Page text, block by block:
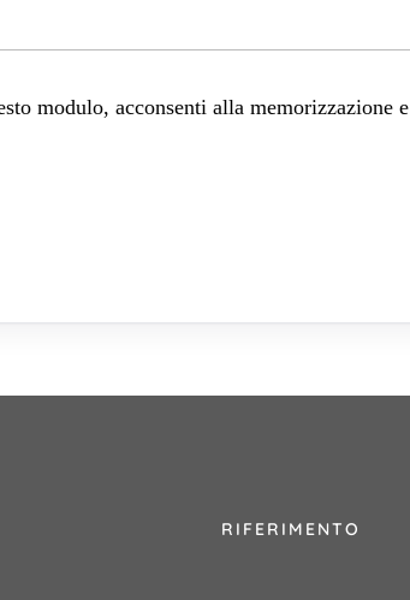
modulo, acconsenti alla memorizzazione
RIFERIMENTO